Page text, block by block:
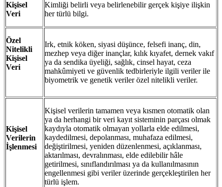
Kişisel
Veri
Kimliği belirli veya belirlenebilir gerçek kişiye ilişkin
her türlü bilgi.
Özel
Nitelikli
Kişisel
Veri
Irk, etnik köken, siyasi düşünce, felsefi inanç, din,
mezhep veya diğer inançlar, kılık kıyafet, dernek vakıf
ya da sendika üyeliği, sağlık, cinsel hayat, ceza
mahkûmiyeti ve güvenlik tedbirleriyle ilgili veriler ile
biyometrik ve genetik veriler özel nitelikli veriler.
Kişisel
Verilerin
İşlenmesi
Kişisel verilerin tamamen veya kısmen otomatik olan
ya da herhangi bir veri kayıt sisteminin parçası olmak
kaydıyla otomatik olmayan yollarla elde edilmesi,
kaydedilmesi, depolanması, muhafaza edilmesi,
değiştirilmesi, yeniden düzenlenmesi, açıklanması,
aktarılması, devralınması, elde edilebilir hâle
getirilmesi, sınıflandırılması ya da kullanılmasının
engellenmesi gibi veriler üzerinde gerçekleştirilen her
türlü işlem.